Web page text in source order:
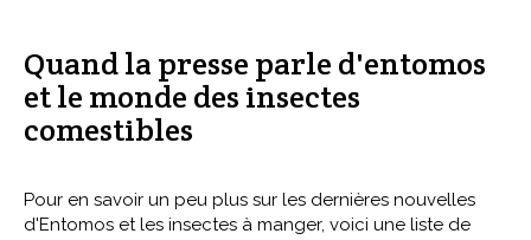
Quand la presse parle d'entomos
et le monde des insectes
comestibles
Pour en savoir un peu plus sur les dernières nouvelles
d'Entomos et les insectes à manger, voici une liste de